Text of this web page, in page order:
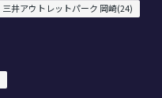
三井アウトレットパーク 岡崎(24)